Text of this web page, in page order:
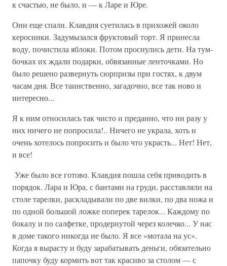
к счастью, не было, и — к Ларе и Юре.
Они еще спали. Клавдия суетилась в прихожей около
керосинки. Задумызался фруктовый торт. Я принесла
воду, почистила яблоки. Потом проснулись дети. На тум­
бочках их ждали подарки, обвязанные ленточками. Но
было решено развернуть сюрп­ризы при гостях, к двум
часам дня. Все таинственно, загадочно, все так ново и
инте­ресно...
Я к ним относилась так чисто и преданно, что ни разу у
них ничего не попроси­ла!.. Ничего не украла, хоть и
очень хотелось попросить и было что украсть... Нет! Нет,
и все!
Уже было все готово. Клавдия пошла себя приводить в
порядок. Лара и Юра, с бантами на груди, расставляли на
столе тарелки, раскладывали по две вилки, по два ножа и
по одной большой ложке поперек тарелок... Каждому по
бокалу и по сал­фетке, продернутой через колечко... У нас
в доме такого никогда не было. Я все «мо­тала на ус».
Когда я вырасту и буду зарабатывать деньги, обязательно
папочку буду кормить вот так красиво за столом — с